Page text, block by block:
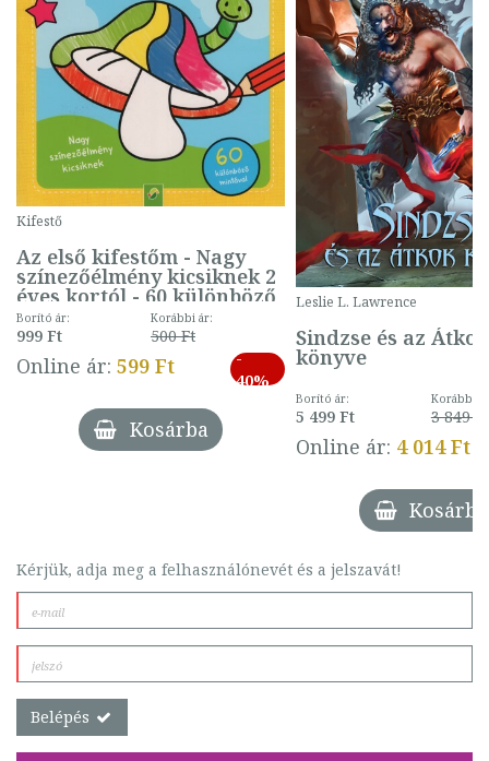
Kifestő
Az első kifestőm - Nagy
színezőélmény kicsiknek 2
éves kortól - 60 különböző
mintával (gombás)
Borító ár:
999 Ft
Korábbi ár:
500 Ft
Online ár: 599 Ft
-
40%
Kosárba
Leslie L. Lawrence
Sindzse és az Átkok
könyve
Borító ár:
5 499 Ft
Korábbi
3 849 Ft
Online ár: 4 014 Ft
Kosárba
Kérjük, adja meg a felhasználónevét és a jelszavát!
Belépés